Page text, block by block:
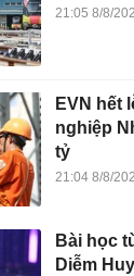
21:05 8/8/
EVN hết
nghiệp
tỷ
21:04 8/8/
Bài học
Diễm